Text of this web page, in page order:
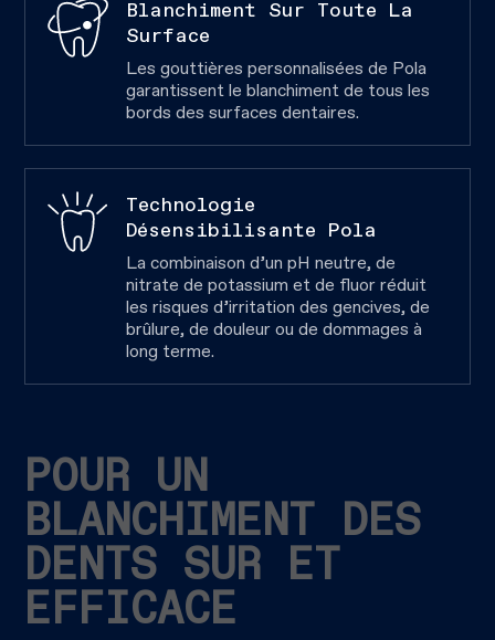
Blanchiment Sur Toute La
Surface
Les gouttières personnalisées de Pola
garantissent le blanchiment de tous les
bords des surfaces dentaires.
Technologie
Désensibilisante Pola
La combinaison d’un pH neutre, de
nitrate de potassium et de fluor réduit
les risques d’irritation des gencives, de
brûlure, de douleur ou de dommages à
long terme.
POUR UN
BLANCHIMENT DES
DENTS SUR ET
EFFICACE